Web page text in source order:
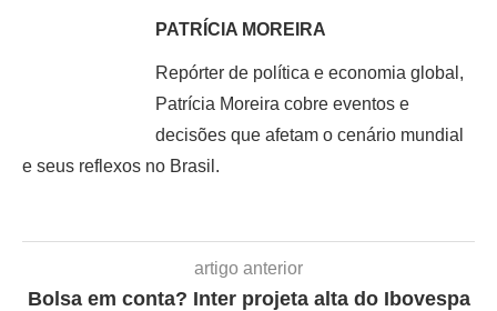
PATRÍCIA MOREIRA
Repórter de política e economia global,
Patrícia Moreira cobre eventos e
decisões que afetam o cenário mundial
e seus reflexos no Brasil.
artigo anterior
Bolsa em conta? Inter projeta alta do Ibovespa